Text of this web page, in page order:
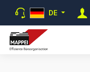
Zum Hauptinhalt springen
DE